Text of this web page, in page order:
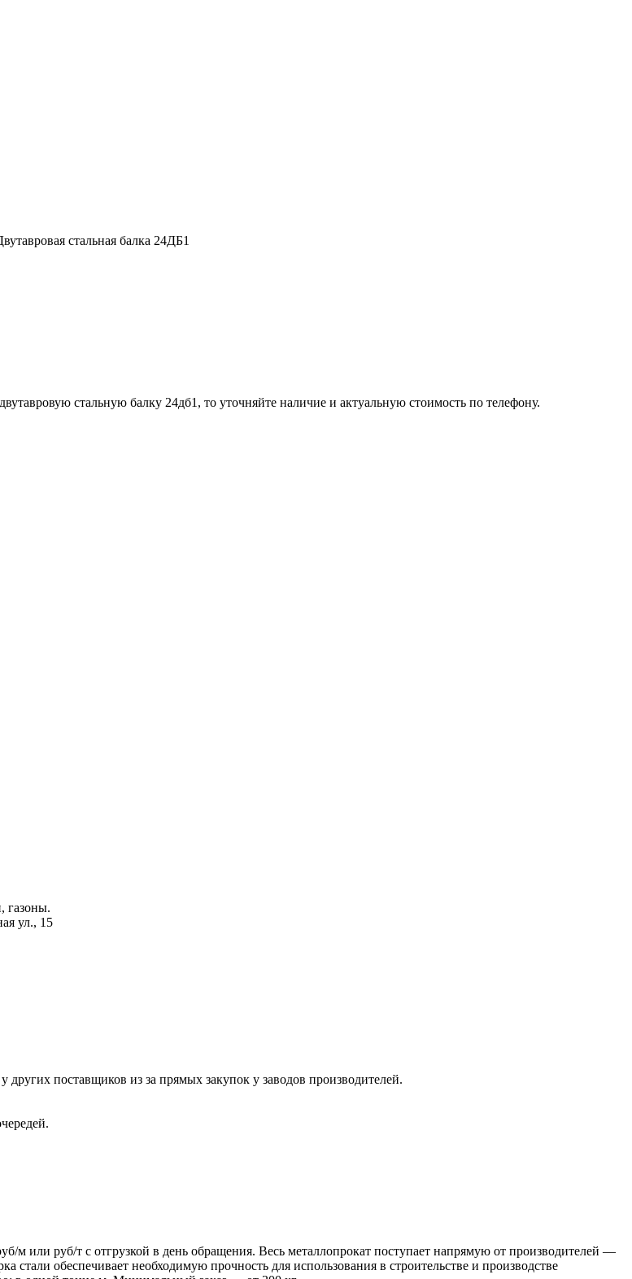
стальную балку 24дб1, то уточняйте наличие и актуальную стоимость по телефону.
газоны.
ул., 15
поставщиков из за прямых закупок у заводов производителей.
м или руб/т с отгрузкой в день обращения. Весь металлопрокат поступает напрямую от производителей —
обеспечивает необходимую прочность для использования в строительстве и производстве